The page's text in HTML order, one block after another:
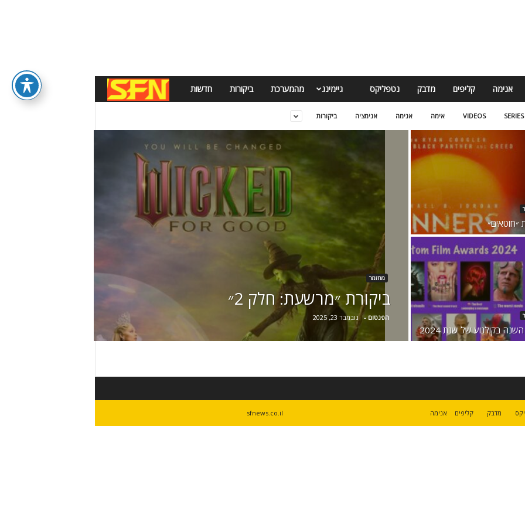
חדשות ביקורות מהמערכת גיימינג נטפליקס מדבק קליפים אנימה
SERIES
VIDEOS אימה אנימה אנימציה ביקורות
מחזמר
ביקורת ״מרשעת: חלק 2״
הפנטום - נובמבר 23, 2025
״חוטאים״
בקולנוע של שנת 2024
מדבק קליפים אנימה sfnews.co.il